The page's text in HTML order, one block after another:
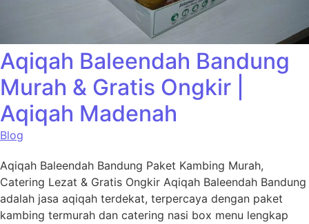
Aqiqah Baleendah Bandung
Murah & Gratis Ongkir |
Aqiqah Madenah
Blog
Aqiqah Baleendah Bandung Paket Kambing Murah,
Catering Lezat & Gratis Ongkir Aqiqah Baleendah Bandung
adalah jasa aqiqah terdekat, terpercaya dengan paket
kambing termurah dan catering nasi box menu lengkap